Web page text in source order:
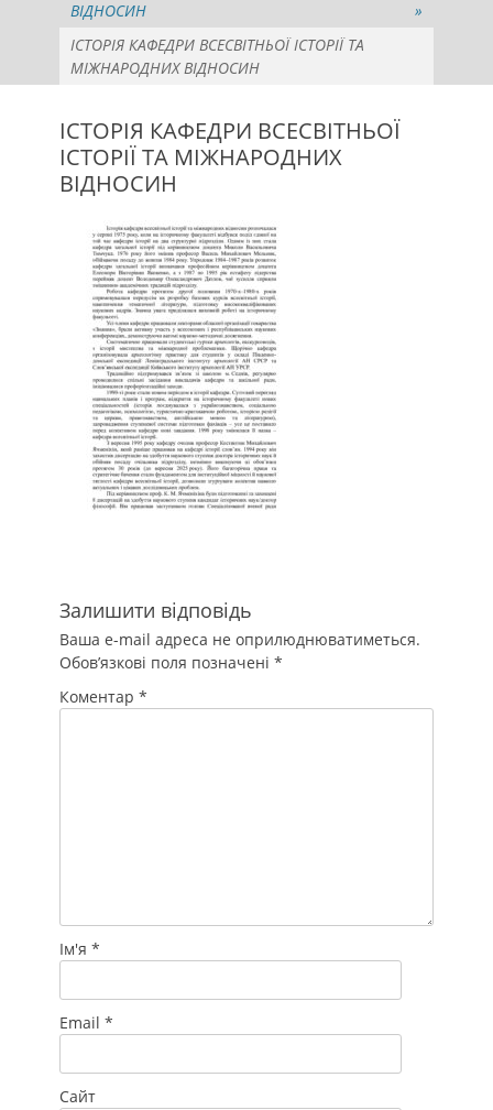
ВІДНОСИН
»
ІСТОРІЯ КАФЕДРИ ВСЕСВІТНЬОЇ ІСТОРІЇ ТА
МІЖНАРОДНИХ ВІДНОСИН
ІСТОРІЯ КАФЕДРИ ВСЕСВІТНЬОЇ
ІСТОРІЇ ТА МІЖНАРОДНИХ
ВІДНОСИН
Залишити відповідь
Ваша e-mail адреса не оприлюднюватиметься.
Обов’язкові поля позначені *
Коментар *
Ім'я *
Email *
Сайт